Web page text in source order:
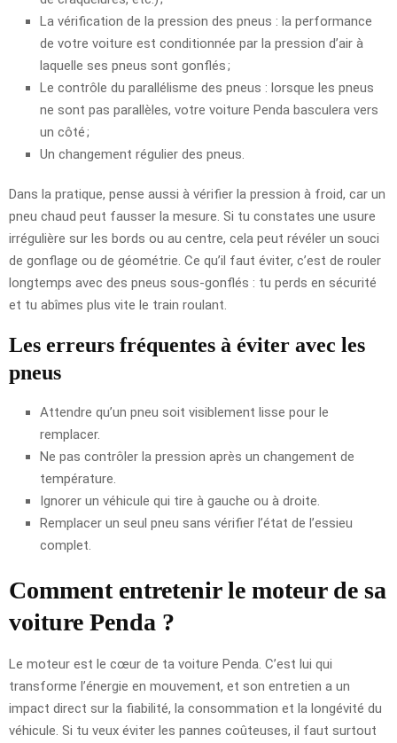
La vérification de la pression des pneus : la performance
de votre voiture est conditionnée par la pression d’air à
laquelle ses pneus sont gonflés ;
Le contrôle du parallélisme des pneus : lorsque les pneus
ne sont pas parallèles, votre voiture Penda basculera vers
un côté ;
Un changement régulier des pneus.
Dans la pratique, pense aussi à vérifier la pression à froid, car un
pneu chaud peut fausser la mesure. Si tu constates une usure
irrégulière sur les bords ou au centre, cela peut révéler un souci
de gonflage ou de géométrie. Ce qu’il faut éviter, c’est de rouler
longtemps avec des pneus sous-gonflés : tu perds en sécurité
et tu abîmes plus vite le train roulant.
Les erreurs fréquentes à éviter avec les
pneus
Attendre qu’un pneu soit visiblement lisse pour le
remplacer.
Ne pas contrôler la pression après un changement de
température.
Ignorer un véhicule qui tire à gauche ou à droite.
Remplacer un seul pneu sans vérifier l’état de l’essieu
complet.
Comment entretenir le moteur de sa
voiture Penda ?
Le moteur est le cœur de ta voiture Penda. C’est lui qui
transforme l’énergie en mouvement, et son entretien a un
impact direct sur la fiabilité, la consommation et la longévité du
véhicule. Si tu veux éviter les pannes coûteuses, il faut surtout